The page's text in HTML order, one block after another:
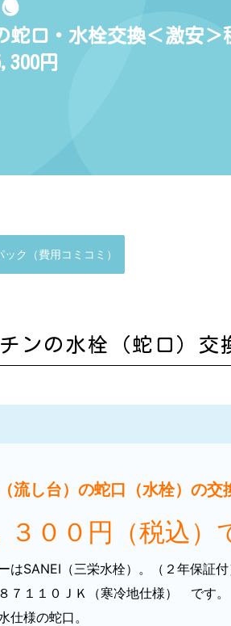
口・水栓交換＜激安＞
円
ク（費用コミコミ）
ンの水栓（蛇口）交
流し台）の蛇口（水栓）の交
３００円（税込）
はSANEI（三栄水栓）。（２年保証付
１１０ＪＫ（寒冷地仕様） です。
仕様の蛇口。